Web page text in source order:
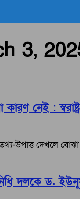
3,
নেই :
তথ্য-উপাত্ত দেখলে
দলকে ড.